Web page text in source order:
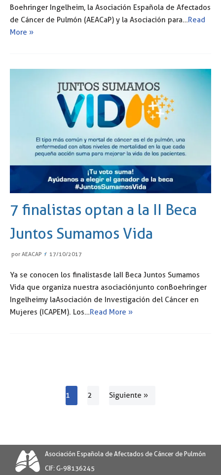
Boehringer Ingelheim, la Asociación Española de Afectados
de Cáncer de Pulmón (AEACaP) y la Asociación para…Read
More »
7 finalistas optan a la II Beca
Juntos Sumamos Vida
por AEACAP 17/10/2017
Ya se conocen los finalistas de la II Beca Juntos Sumamos
Vida que organiza nuestra asociación junto con Boehringer
Ingelheim y la Asociación de Investigación del Cáncer en
Mujeres (ICAPEM). Los…Read More »
1 2 Siguiente »
Asociación Española de Afectados de Cáncer de Pulmón
CIF: G-98136245